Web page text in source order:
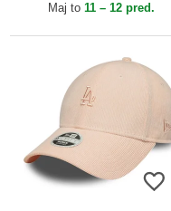
MLB New Era
Maj to 11 – 12 pred.